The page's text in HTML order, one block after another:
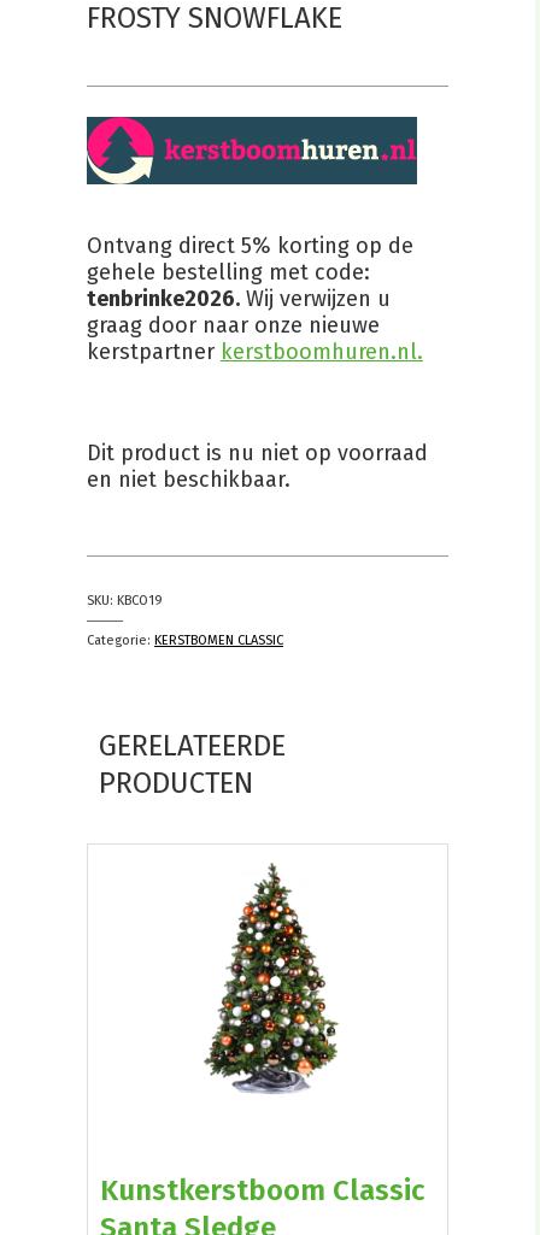
FROSTY SNOWFLAKE
Ontvang direct 5% korting op de
gehele bestelling met code:
tenbrinke2026. Wij verwijzen u
graag door naar onze nieuwe
kerstpartner kerstboomhuren.nl.
Dit product is nu niet op voorraad
en niet beschikbaar.
SKU: KBCO19
Categorie: KERSTBOMEN CLASSIC
GERELATEERDE
PRODUCTEN
Kunstkerstboom Classic
Santa Sledge